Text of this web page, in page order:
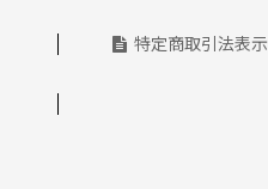
特定商取引法表示